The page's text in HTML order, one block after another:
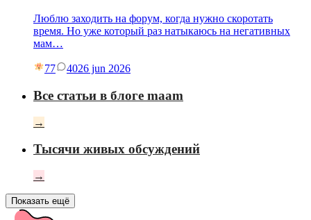
Люблю заходить на форум, когда нужно скоротать
время. Но уже который раз натыкаюсь на негативных
мам…
77 4026 jun 2026
Все статьи в блоге maam
→
Тысячи живых обсуждений
→
Показать ещё